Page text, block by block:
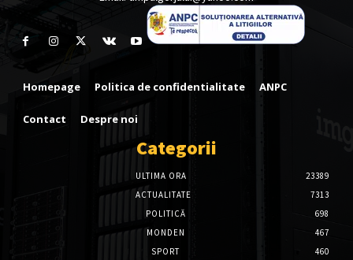
Homepage Politica de confidentialitate ANPC
Contact Despre noi
Categorii
ULTIMA ORA
23389
ACTUALITATE
7313
POLITICĂ
698
MONDEN
467
SPORT
460